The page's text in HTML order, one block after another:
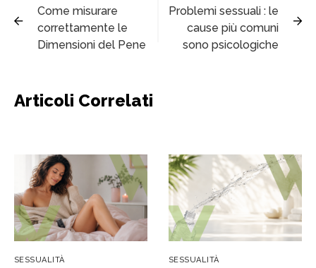
Come misurare
correttamente le
Dimensioni del Pene
Problemi sessuali : le
cause più comuni
sono psicologiche
Articoli Correlati
SESSUALITÀ SESSUALITÀ